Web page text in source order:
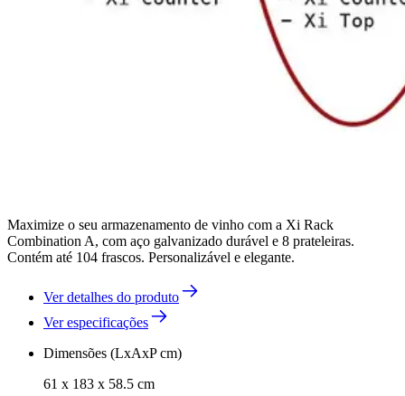
Maximize o seu armazenamento de vinho com a Xi Rack
Combination A, com aço galvanizado durável e 8 prateleiras.
Contém até 104 frascos. Personalizável e elegante.
Ver detalhes do produto
Ver especificações
Dimensões (LxAxP cm)
61 x 183 x 58.5 cm